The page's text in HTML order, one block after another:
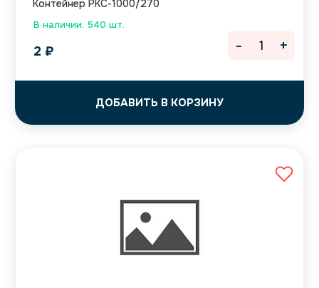
В наличии: 540 шт.
Контейнер РКС-1000/270
2 ₽
ДОБАВИТЬ В КОРЗИНУ
- +